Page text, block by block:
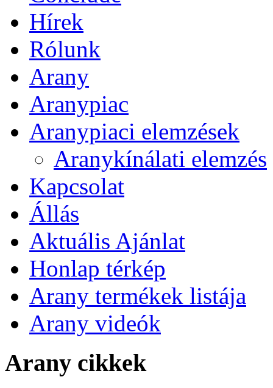
Hírek
Rólunk
Arany
Aranypiac
Aranypiaci elemzések
Aranykínálati elemzés
Kapcsolat
Állás
Aktuális Ajánlat
Honlap térkép
Arany termékek listája
Arany videók
Arany cikkek